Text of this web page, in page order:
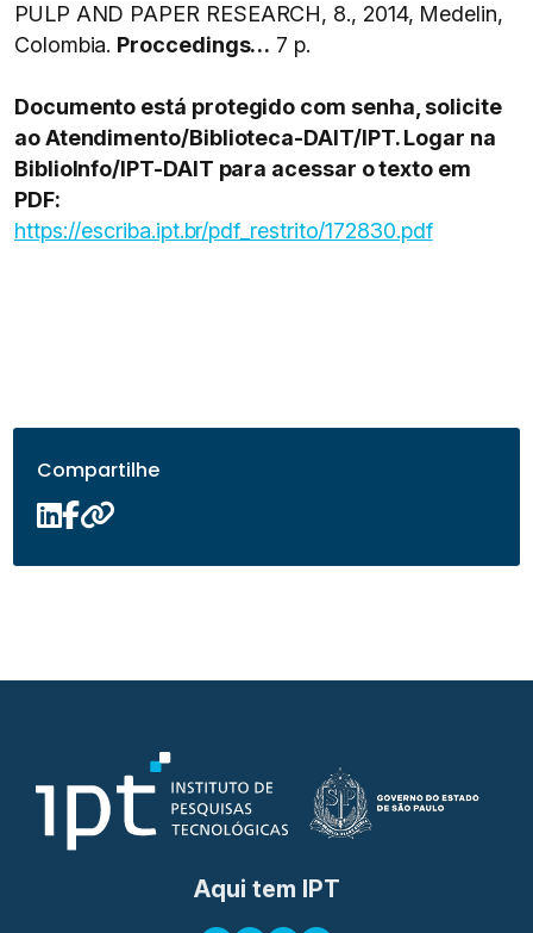
PULP AND PAPER RESEARCH, 8., 2014, Medelin,
Colombia. Proccedings… 7 p.
Documento está protegido com senha, solicite
ao Atendimento/Biblioteca-DAIT/IPT. Logar na
BiblioInfo/IPT-DAIT para acessar o texto em
PDF:
https://escriba.ipt.br/pdf_restrito/172830.pdf
Compartilhe
Aqui tem IPT